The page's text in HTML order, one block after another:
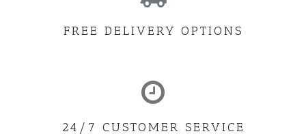
FREE DELIVERY OPTIONS
24/7 CUSTOMER SERVICE